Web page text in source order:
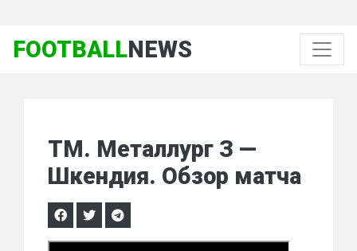
FOOTBALLNEWS
ТМ. Металлург З —
Шкендия. Обзор матча